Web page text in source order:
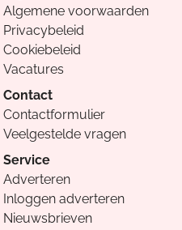
Algemene voorwaarden
Privacybeleid
Cookiebeleid
Vacatures
Contact
Contactformulier
Veelgestelde vragen
Service
Adverteren
Inloggen adverteren
Nieuwsbrieven